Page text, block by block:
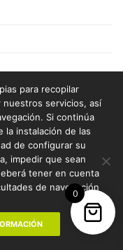
0
para recopilar
nuestros servicios, así
Si continúa
la instalación de las
de configurar su
impedir que sean
tener en cuenta
de navegación